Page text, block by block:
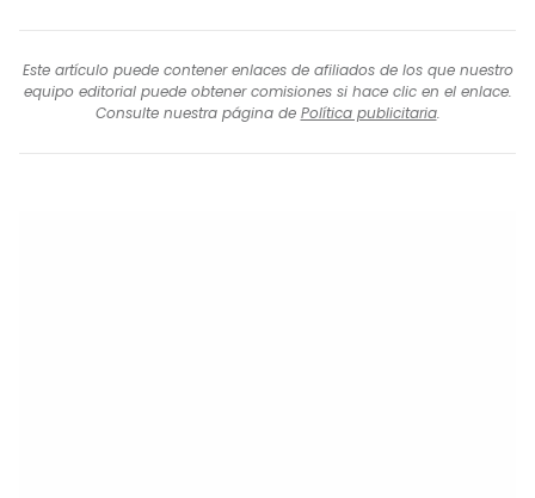
Este artículo puede contener enlaces de afiliados de los que nuestro
equipo editorial puede obtener comisiones si hace clic en el enlace.
Consulte nuestra página de Política publicitaria.